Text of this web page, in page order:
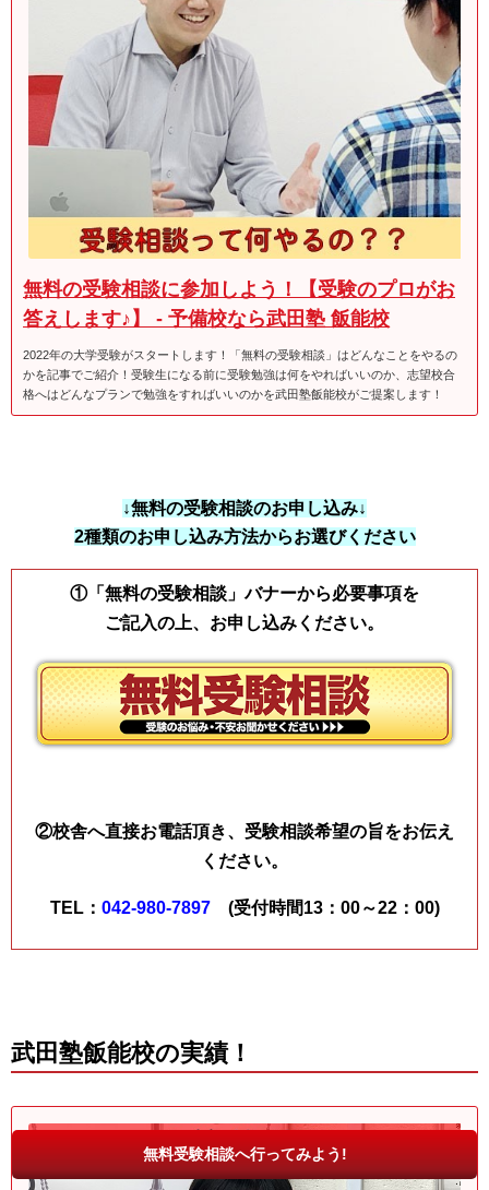
無料の受験相談に参加しよう！【受験のプロがお
答えします♪】 - 予備校なら武田塾 飯能校
2022年の大学受験がスタートします！「無料の受験相談」はどんなことをやるの
かを記事でご紹介！受験生になる前に受験勉強は何をやればいいのか、志望校合
格へはどんなプランで勉強をすればいいのかを武田塾飯能校がご提案します！
↓無料の受験相談のお申し込み↓
2種類のお申し込み方法からお選びください
①「無料の受験相談」バナーから必要事項を
ご記入の上、お申し込みください。
②校舎へ直接お電話頂き、受験相談希望の旨をお伝え
ください。
TEL： 042-980-7897(受付時間13：00～22：00)
武田塾飯能校の実績！
無料受験相談へ行ってみよう!